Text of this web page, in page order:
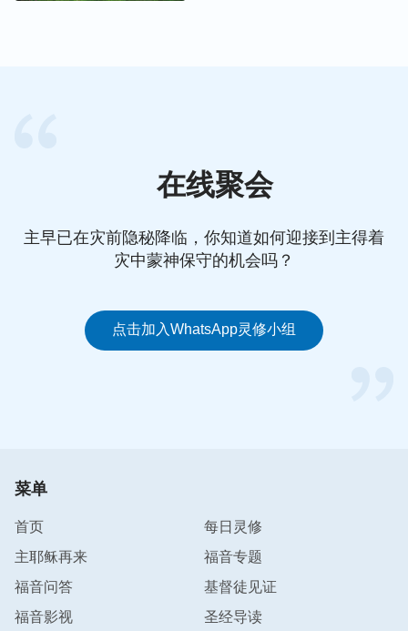
在线聚会
主早已在灾前隐秘降临，你知道如何迎接到主得着
灾中蒙神保守的机会吗？
点击加入WhatsApp灵修小组
菜单
首页
每日灵修
主耶稣再来
福音专题
福音问答
基督徒见证
福音影视
圣经导读